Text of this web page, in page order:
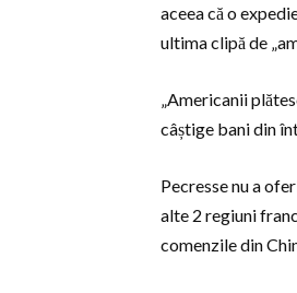
aceea că o
ultima clipă de
„Americanii
câștige bani din
Pecresse nu a
alte 2 regiuni
comenzile din